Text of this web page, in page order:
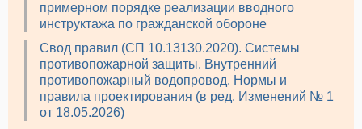
примерном порядке реализации вводного
инструктажа по гражданской обороне
Свод правил (СП 10.13130.2020). Системы
противопожарной защиты. Внутренний
противопожарный водопровод. Нормы и
правила проектирования (в ред. Изменений № 1
от 18.05.2026)